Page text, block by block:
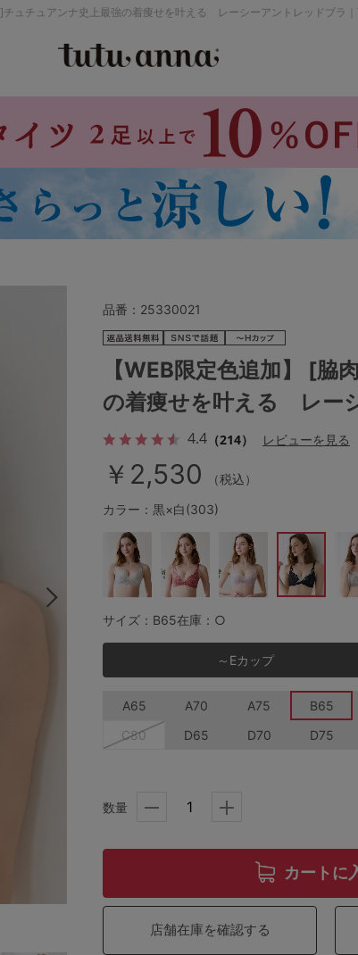
]チュチュアンナ史上最強の着痩せを叶える レーシーアントレッドブラ
ストッキング
価格帯から探す
～999円
2,000～2,999円
セールアイテムから探す
セールアイテム
その他から探す
お気に入り
新着アイテム
ランキング
高評価レビューアイテム
WEB限定アイテム
品番： 25330021
【WEB限定色追加】 [
の着痩せを叶える レー
4.4 （214） レビューを見る
￥2,530
（税込）
カラー：黒×白(303)
サイズ：B65在庫：○
～Eカップ
A65 A70 A75 B65
C80
D65 D70 D75
数量
カートに
店舗在庫を確認する